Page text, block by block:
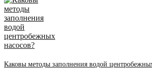
Каковы методы заполнения водой